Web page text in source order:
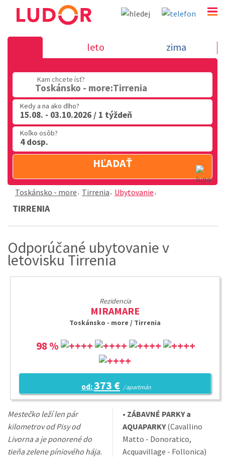
Tirrenia - Toskánsko - more
02 2063 3182
leto zima
Kam chcete ísť?
Toskánsko - more:Tirrenia
Kedy a na ako dlho?
15.08. - 03.10.2026 / 1 týždeň
Koľko osôb?
4 dosp.
HĽADAŤ
Toskánsko - more Tirrenia Ubytovanie
TIRRENIA
Odporúčané ubytovanie v
letovisku Tirrenia
Rezidencia
MIRAMARE
Toskánsko - more / Tirrenia
98 %
od:373 € / apartmán
Mestečko leží len pár
kilometrov od Pisy od
Livorna a je ponorené do
tieňa zelene píniového hája.
• ZÁBAVNÉ PARKY a
AQUAPARKY(Cavallino
Matto - Donoratico,
Acquavillage - Follonica)